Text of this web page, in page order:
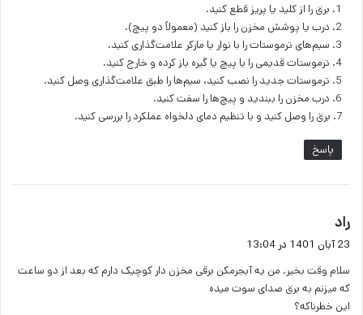
1. برق را از کلید یا پریز قطع کنید.
2. درب یا پوشش مخزن را باز کنید (معمولاً دو پیچ).
3. سیم‌های ترموستات را با نوار یا مارکر علامت‌گذاری کنید.
4. ترموستات قدیمی را با پیچ یا گیره باز کرده و خارج کنید.
5. ترموستات جدید را نصب کنید، سیم‌ها را طبق علامت‌گذاری وصل کنید.
6. درب مخزن را ببندید و پیچ‌ها را سفت کنید.
7. برق را وصل کنید و با تنظیم دمای دلخواه عملکرد را بررسی کنید.
پاسخ
راد
ف
:
23 آبان 1401 در 13:04
سلام وقت بخیر. من یه آبجرمکن برقی مخزن دار کوچیک دارم که بعد از دو ساعت
که میزنم به برق صدای سوت میده
این خطرناکه؟